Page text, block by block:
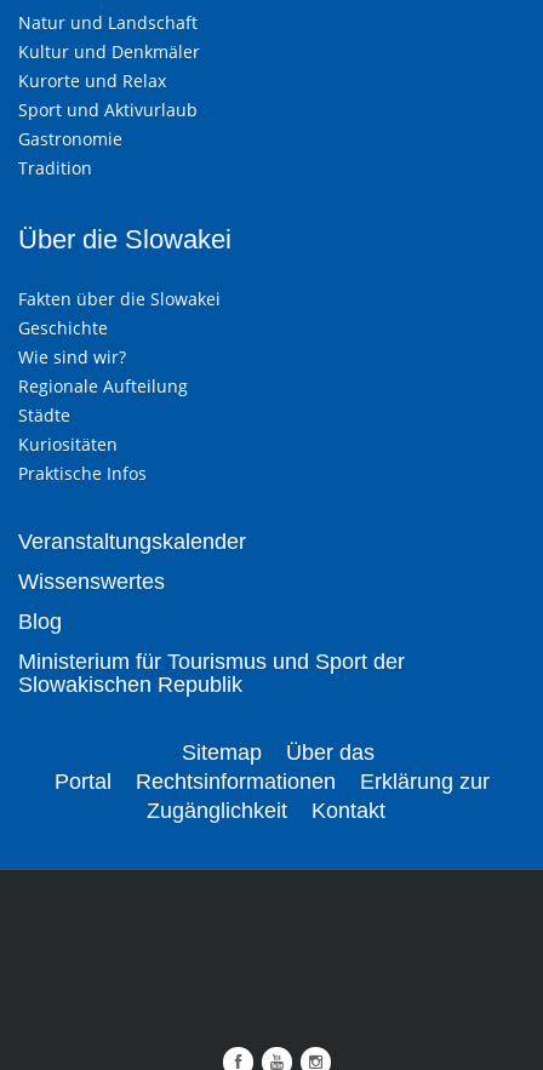
Natur und Landschaft
Kultur und Denkmäler
Kurorte und Relax
Sport und Aktivurlaub
Gastronomie
Tradition
Über die Slowakei
Fakten über die Slowakei
Geschichte
Wie sind wir?
Regionale Aufteilung
Städte
Kuriositäten
Praktische Infos
Veranstaltungskalender
Wissenswertes
Blog
Ministerium für Tourismus und Sport der
Slowakischen Republik
Sitemap
Über das
Portal
Rechtsinformationen
Erklärung zur
Zugänglichkeit
Kontakt